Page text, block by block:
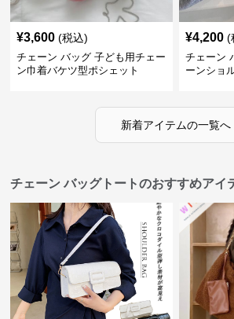
¥3,600 (税込)
チェーン バッグ 子ども用チェー
ン巾着バケツ型ポシェット
¥4,200 (
チェーン
ーンショ
新着アイテムの一覧へ
チェーン バッグトートのおすすめアイ